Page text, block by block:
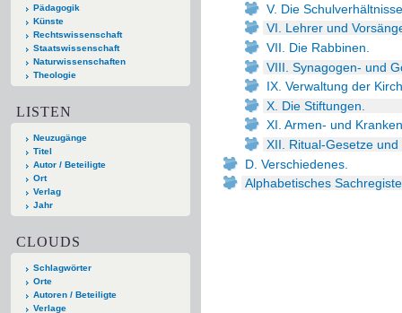
Pädagogik
Künste
Rechtswissenschaft
Staatswissenschaft
Naturwissenschaften
Theologie
LISTEN
Neuzugänge
Titel
Autor / Beteiligte
Ort
Verlag
Jahr
CLOUDS
Schlagwörter
Orte
Autoren / Beteiligte
Verlage
V. Die
VI. Lehrer und
VII. Die Rabbinen.
VIII. Synagogen- und
IX. Verwaltung der
X. Die Stiftungen.
XI. Armen- und
XII. Ritual-Gesetze
D. Verschiedenes.
Alphabetisches